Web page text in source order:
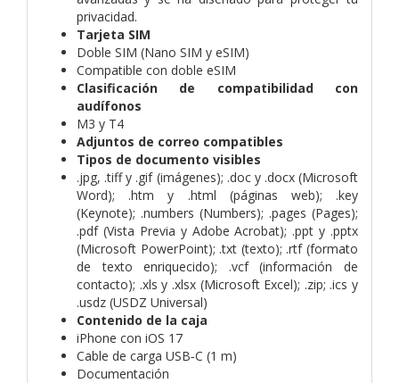
privacidad.
Tarjeta SIM
Doble SIM (Nano SIM y eSIM)
Compatible con doble eSIM
Clasificación de compati­bilidad con
audífonos
M3 y T4
Adjuntos de correo compatibles
Tipos de documento visibles
.jpg, .tiff y .gif (imágenes); .doc y .docx (Microsoft
Word); .htm y .html (páginas web); .key
(Keynote); .numbers (Numbers); .pages (Pages);
.pdf (Vista Previa y Adobe Acrobat); .ppt y .pptx
(Microsoft PowerPoint); .txt (texto); .rtf (formato
de texto enriquecido); .vcf (información de
contacto); .xls y .xlsx (Microsoft Excel); .zip; .ics y
.usdz (USDZ Universal)
Contenido de la caja
iPhone con iOS 17
Cable de carga USB‑C (1 m)
Documentación